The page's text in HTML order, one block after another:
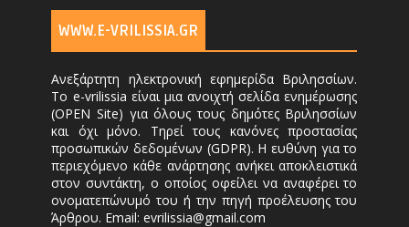
WWW.E-VRILISSIA.GR
Ανεξάρτητη ηλεκτρονική εφημερίδα Βριλησσίων.
Το e-vrilissia είναι μια ανοιχτή σελίδα ενημέρωσης
(OPEN Site) για όλους τους δημότες Βριλησσίων
και όχι μόνο. Τηρεί τους κανόνες προστασίας
προσωπικών δεδομένων (GDPR). Η ευθύνη για το
περιεχόμενο κάθε ανάρτησης ανήκει αποκλειστικά
στον συντάκτη, ο οποίος οφείλει να αναφέρει το
ονοματεπώνυμό του ή την πηγή προέλευσης του
Άρθρου. Email: evrilissia@gmail.com